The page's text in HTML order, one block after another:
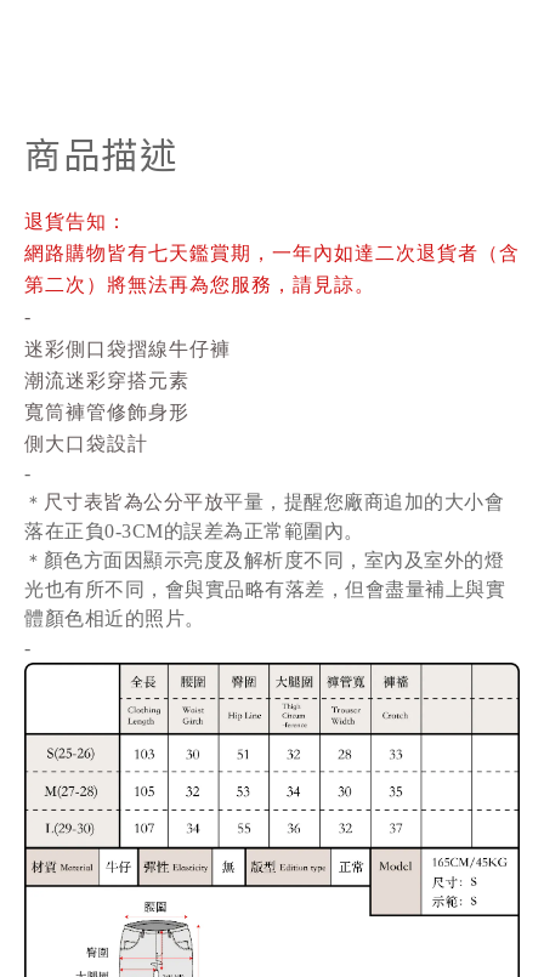
商品描述
退貨告知：
網路購物皆有七天鑑賞期，一年內如達二次退貨者（含
第二次）將無法再為您服務，請見諒。
-
迷彩側口袋摺線牛仔褲
潮流迷彩穿搭元素
寬筒褲管修飾身形
側大口袋設計
-
＊ 尺寸表皆為公分平放平量 ，提醒您廠商追加的大小會
落在正負0-3CM的誤差為正常範圍內。
＊ 顏色方面因顯示亮度及解析度不同，室內及室外的燈
光也有所不同，會與實品略有落差，但會盡量補上與實
體顏色相近的照片。
-